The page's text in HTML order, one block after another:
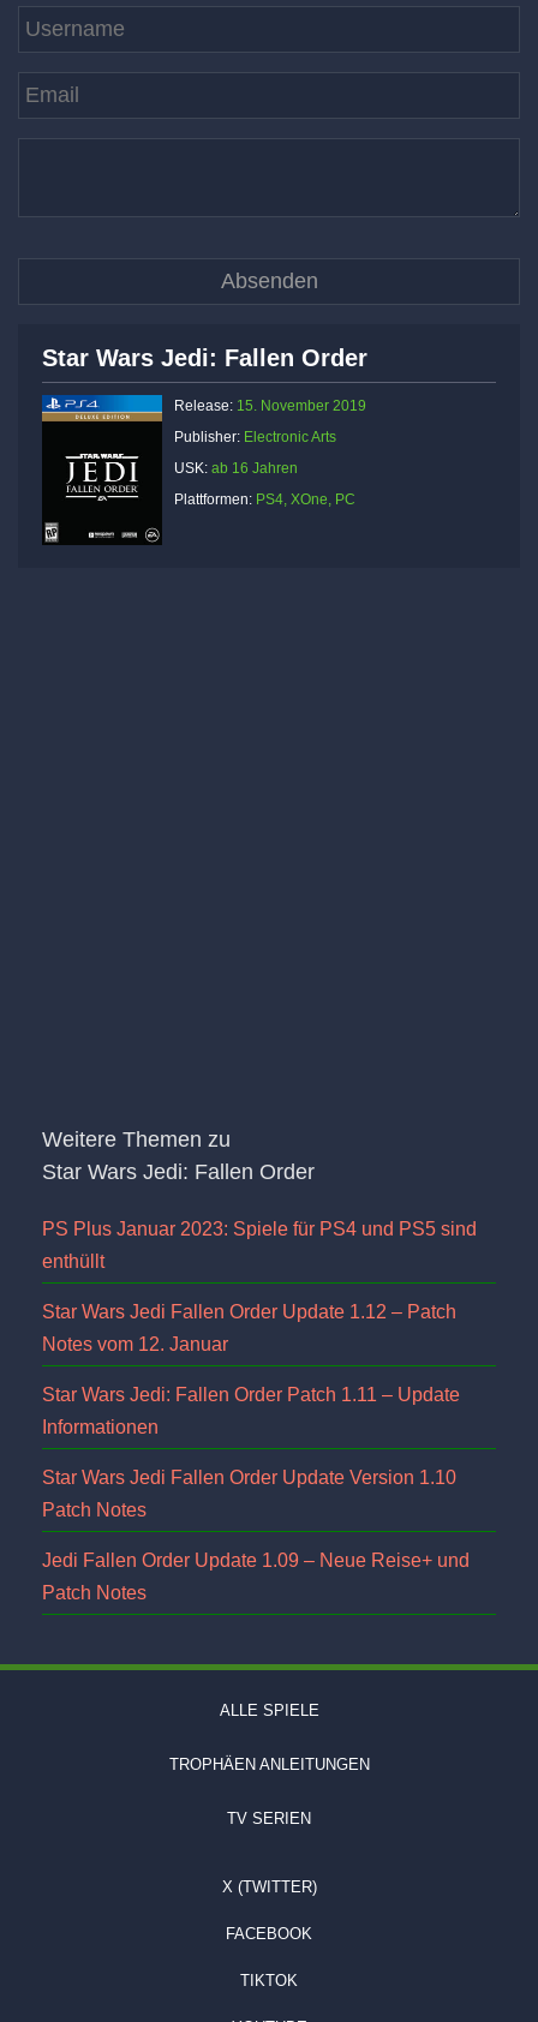
Star Wars Jedi: Fallen Order
Release: 15. November 2019
Publisher: Electronic Arts
USK: ab 16 Jahren
Plattformen: PS4, XOne, PC
Weitere Themen zu
Star Wars Jedi: Fallen Order
PS Plus Januar 2023: Spiele für PS4 und PS5 sind
enthüllt
Star Wars Jedi Fallen Order Update 1.12 – Patch
Notes vom 12. Januar
Star Wars Jedi: Fallen Order Patch 1.11 – Update
Informationen
Star Wars Jedi Fallen Order Update Version 1.10
Patch Notes
Jedi Fallen Order Update 1.09 – Neue Reise+ und
Patch Notes
ALLE SPIELE
TROPHÄEN ANLEITUNGEN
TV SERIEN
X (TWITTER)
FACEBOOK
TIKTOK